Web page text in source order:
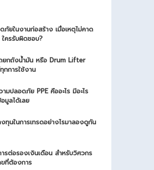
ภัยในงานก่อสร้าง เมื่อเหตุไม่คาด
ครรับผิดชอบ?
ยกถังน้ำมัน หรือ Drum Lifter
กการใช้งาน
มปลอดภัย PPE คืออะไร มีอะไร
มูลได้เลย
ทุนในการเทรดอย่างไรมาลองดูกัน
รต่อรองเงินเดือน สำหรับวิศวกร
ขที่ต้องการ